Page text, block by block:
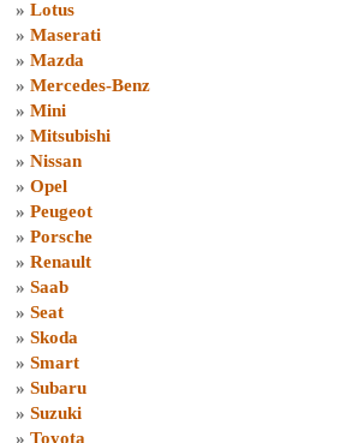
» Lotus
» Maserati
» Mazda
» Mercedes-Benz
» Mini
» Mitsubishi
» Nissan
» Opel
» Peugeot
» Porsche
» Renault
» Saab
» Seat
» Skoda
» Smart
» Subaru
» Suzuki
» Toyota